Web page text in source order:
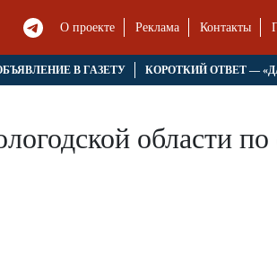
О проекте Реклама Контакты
В ГАЗЕТУ КОРОТКИЙ ОТВЕТ —
области